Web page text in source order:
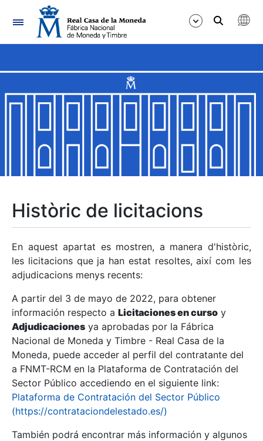
Navegació
Mostra/Amaga
Mostra/Amaga
Mostra/Amaga
Mostra/Amaga
Mostra/Amaga
Històric de licitacions
En aquest apartat es mostren, a manera d'històric,
les licitacions que ja han estat resoltes, així com les
adjudicacions menys recents:
A partir del 3 de mayo de 2022, para obtener
información respecto a Licitaciones en curso y
Adjudicaciones ya aprobadas por la Fábrica
Nacional de Moneda y Timbre - Real Casa de la
Moneda, puede acceder al perfil del contratante del
a FNMT-RCM en la Plataforma de Contratación del
Sector Público accediendo en el siguiente link:
Plataforma de Contratación del Sector Público
(https://contrataciondelestado.es/)
También podrá encontrar más información y algunos